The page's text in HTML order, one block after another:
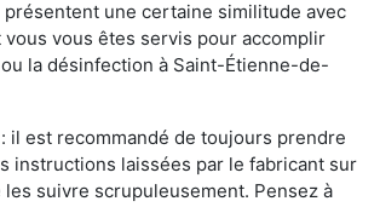
présentent une certaine similitude avec
vous êtes servis pour accomplir
ou la désinfection à Saint-Étienne-de-
il est recommandé de toujours prendre
instructions laissées par le fabricant sur
suivre scrupuleusement. Pensez à